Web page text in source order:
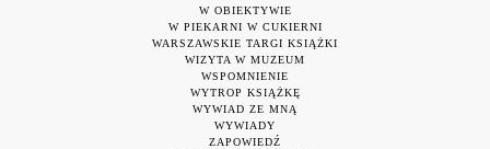
W OBIEKTYWIE
W PIEKARNI W CUKIERNI
WARSZAWSKIE TARGI KSIĄŻKI
WIZYTA W MUZEUM
WSPOMNIENIE
WYTROP KSIĄŻKĘ
WYWIAD ZE MNĄ
WYWIADY
ZAPOWIEDŹ